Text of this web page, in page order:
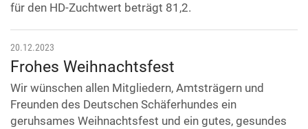
für den HD-Zuchtwert beträgt 81,2.
20.12.2023
Frohes Weihnachtsfest
Wir wünschen allen Mitgliedern, Amtsträgern und
Freunden des Deutschen Schäferhundes ein
geruhsames Weihnachtsfest und ein gutes, gesundes